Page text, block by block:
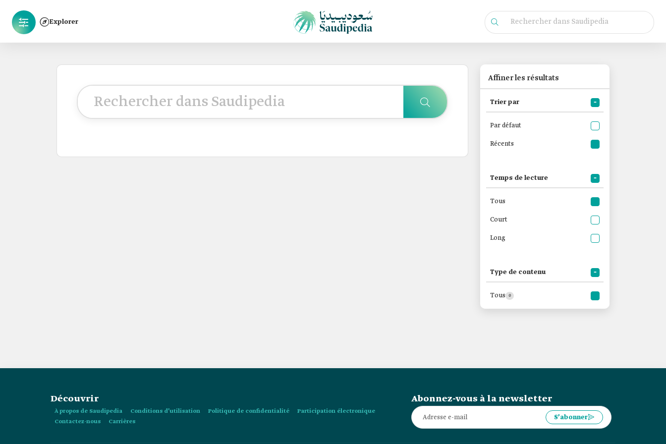
Explorer
Affiner les résultats
Trier par
Par défaut
Récents
Temps de lecture
Tous
Court
Long
Type de contenu
Tous 0
Découvrir
À propos de Saudipedia Conditions d’utilisation Politique de confidentialité
Participation électronique
Contactez-nous
Carrières
Abonnez-vous à la newsletter
S’abonner